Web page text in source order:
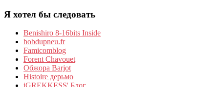
Я хотел бы следовать
Benishiro 8-16bits Inside
bobdupneu.fr
Famicomblog
Forent Chavouet
Обжора Barjot
Histoire дерьмо